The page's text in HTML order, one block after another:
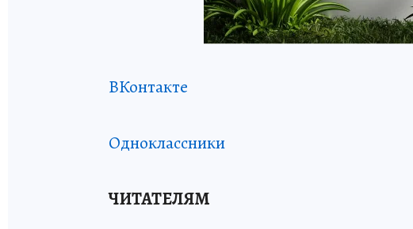
ВКонтакте
Одноклассники
ЧИТАТЕЛЯМ